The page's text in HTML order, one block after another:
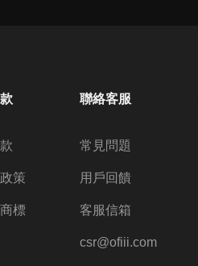
策
標
聯絡客服
常見問題
用戶回饋
客服信箱
csr@ofiii.com